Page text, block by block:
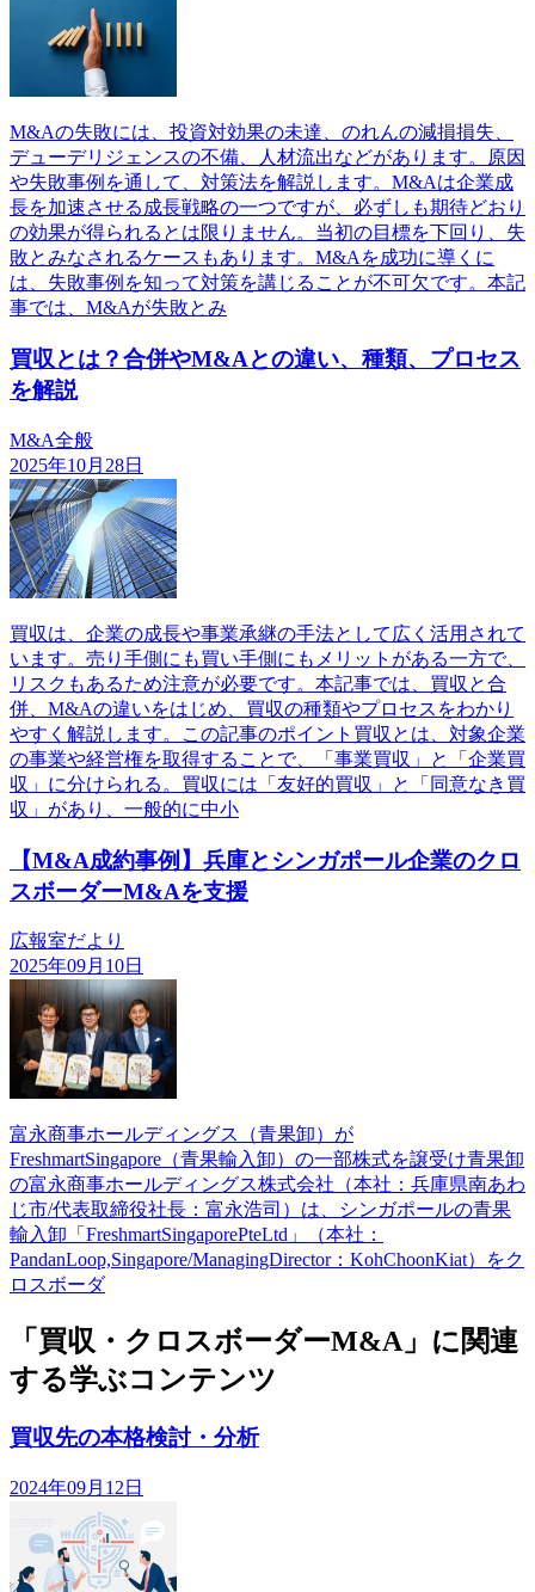
M&Aの失敗には、投資対効果の未達、のれんの減損損失、
デューデリジェンスの不備、人材流出などがあります。原因
や失敗事例を通して、対策法を解説します。M&Aは企業成
長を加速させる成長戦略の一つですが、必ずしも期待どおり
の効果が得られるとは限りません。当初の目標を下回り、失
敗とみなされるケースもあります。M&Aを成功に導くに
は、失敗事例を知って対策を講じることが不可欠です。本記
事では、M&Aが失敗とみ
買収とは？合併やM&Aとの違い、種類、プロセス
を解説
M&A全般
2025年10月28日
買収は、企業の成長や事業承継の手法として広く活用されて
います。売り手側にも買い手側にもメリットがある一方で、
リスクもあるため注意が必要です。本記事では、買収と合
併、M&Aの違いをはじめ、買収の種類やプロセスをわかり
やすく解説します。この記事のポイント買収とは、対象企業
の事業や経営権を取得することで、「事業買収」と「企業買
収」に分けられる。買収には「友好的買収」と「同意なき買
収」があり、一般的に中小
【M&A成約事例】兵庫とシンガポール企業のクロ
スボーダーM&Aを支援
広報室だより
2025年09月10日
富永商事ホールディングス（青果卸）が
FreshmartSingapore（青果輸入卸）の一部株式を譲受け青果卸
の富永商事ホールディングス株式会社（本社：兵庫県南あわ
じ市/代表取締役社長：富永浩司）は、シンガポールの青果
輸入卸「FreshmartSingaporePteLtd」（本社：
PandanLoop,Singapore/ManagingDirector：KohChoonKiat）をク
ロスボーダ
「買収・クロスボーダーM&A」に関連
する学ぶコンテンツ
買収先の本格検討・分析
2024年09月12日